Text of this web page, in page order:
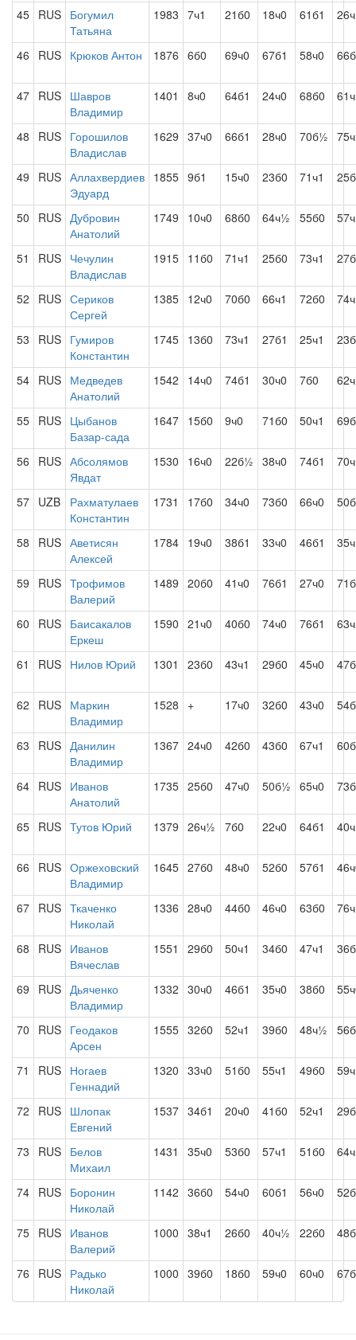
45 RUS Богумил
Татьяна
1983 7ч1 21б0 18ч0 61б1
46 RUS Крюков Антон 1876 6б0 69ч0 67б1 58ч0
47 RUS Шавров
Владимир
1401 8ч0 64б1 24ч0 68б0
48 RUS Горошилов
Владислав
1629 37ч0 66б1 28ч0 70б½
49 RUS Аллахвердиев
Эдуард
1855 9б1 15ч0 23б0 71ч1
50 RUS Дубровин
Анатолий
1749 10ч0 68б0 64ч½ 55б0
51 RUS Чечулин
Владислав
1915 11б0 71ч1 25б0 73ч1
52 RUS Сериков
Сергей
1385 12ч0 70б0 66ч1 72б0
53 RUS Гумиров
Константин
1745 13б0 73ч1 27б1 25ч1
54 RUS Медведев
Анатолий
1542 14ч0 74б1 30ч0 7б0
55 RUS Цыбанов
Базар-сада
1647 15б0 9ч0 71б0 50ч1
56 RUS Абсолямов
Явдат
1530 16ч0 22б½ 38ч0 74б1
57 UZB
Рахматулаев
Константин
1731 17б0 34ч0 73б0 66ч0
58 RUS Аветисян
Алексей
1784 19ч0 38б1 33ч0 46б1
59 RUS Трофимов
Валерий
1489 20б0 41ч0 76б1 27ч0
60 RUS Баисакалов
Еркеш
1590 21ч0 40б0 74ч0 76б1
61 RUS Нилов Юрий 1301 23б0 43ч1 29б0 45ч0
62 RUS Маркин
Владимир
1528 + 17ч0 32б0 43ч0
63 RUS Данилин
Владимир
1367 24ч0 42б0 43б0 67ч1
64 RUS Иванов
Анатолий
1735 25б0 47ч0 50б½ 65ч0
65 RUS Тутов Юрий 1379 26ч½ 7б0 22ч0 64б1
66 RUS Оржеховский
Владимир
1645 27б0 48ч0 52б0 57б1
67 RUS Ткаченко
Николай
1336 28ч0 44б0 46ч0 63б0
68 RUS Иванов
Вячеслав
1551 29б0 50ч1 34б0 47ч1
69 RUS Дьяченко
Владимир
1332 30ч0 46б1 35ч0 38б0
70 RUS Геодаков
Арсен
1555 32б0 52ч1 39б0 48ч½
71 RUS Ногаев
Геннадий
1320 33ч0 51б0 55ч1 49б0
72 RUS Шлопак
Евгений
1537 34б1 20ч0 41б0 52ч1
73 RUS Белов
Михаил
1431 35ч0 53б0 57ч1 51б0
74 RUS Боронин
Николай
1142 36б0 54ч0 60б1 56ч0
75 RUS Иванов
Валерий
1000 38ч1 26б0 40ч½ 22б0
76 RUS Радько
Николай
1000 39б0 18б0 59ч0 60ч0